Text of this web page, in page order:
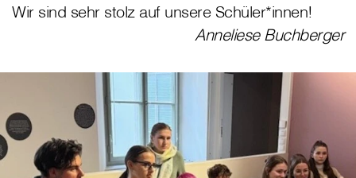
Wir sind sehr stolz auf unsere Schüler*innen!
Anneliese Buchberger